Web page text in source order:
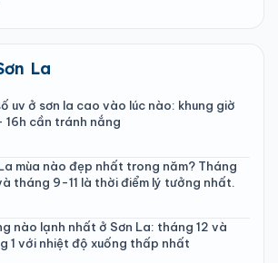
La
uv ở sơn la cao vào lúc nào: khung giờ
16h cần tránh nắng
mùa nào đẹp nhất trong năm? Tháng
tháng 9-11 là thời điểm lý tưởng nhất.
nào lạnh nhất ở Sơn La: tháng 12 và
1 với nhiệt độ xuống thấp nhất